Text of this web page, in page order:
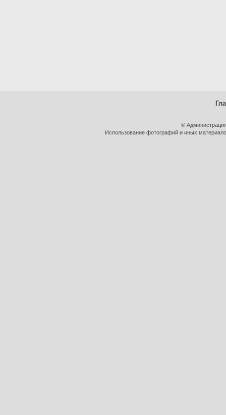
©
Использование фотографий и иных